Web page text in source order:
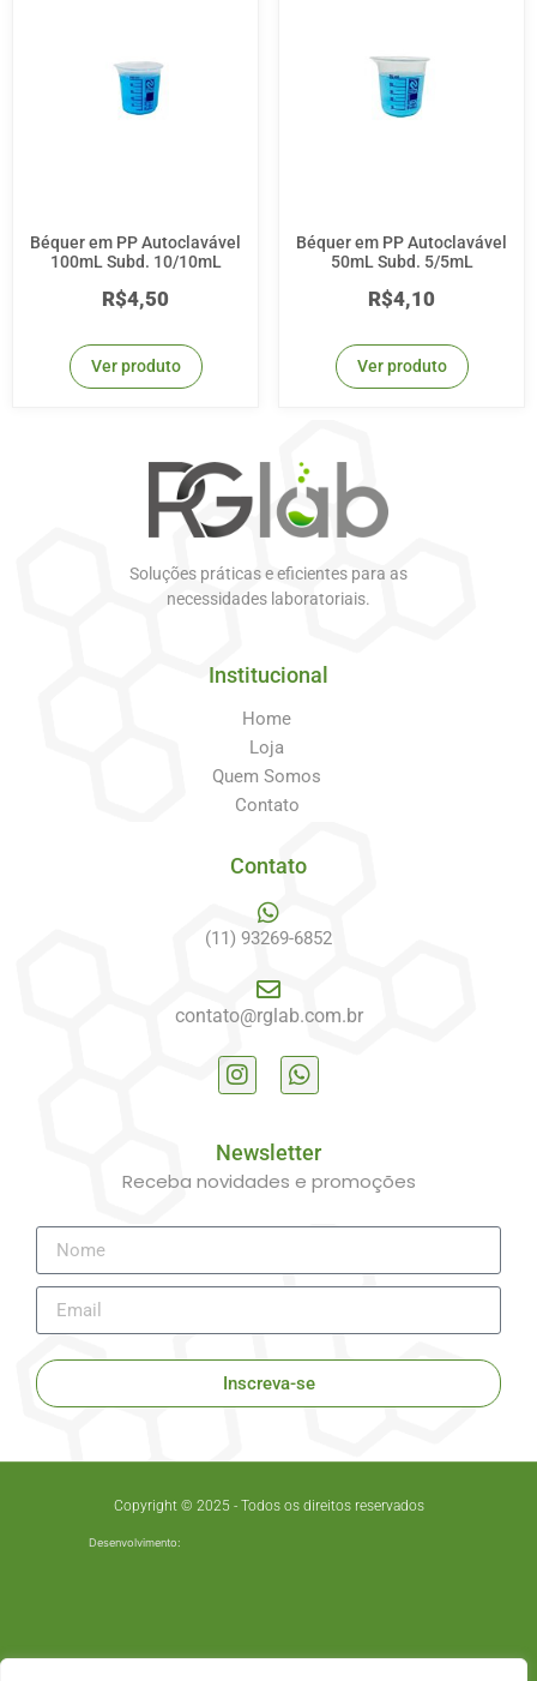
Béquer em PP Autoclavável
100mL Subd. 10/10mL
R$4,50
Ver produto
Béquer em PP Autoclavável
50mL Subd. 5/5mL
R$4,10
Ver produto
Soluções práticas e eficientes para as
necessidades laboratoriais.
Institucional
Home
Loja
Quem Somos
Contato
Contato
(11) 93269-6852
contato@rglab.com.br
Newsletter
Receba novidades e promoções
Inscreva-se
Copyright © 2025 - Todos os direitos reservados
Desenvolvimento: